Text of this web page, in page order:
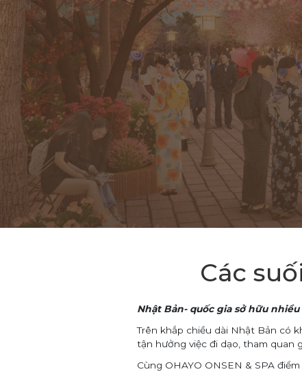
Các
Nhật Bản- quốc gia sở hữu
Trên khắp chiều dài Nhật Bản có
tận hưởng việc đi dạo, tham quan
Cùng OHAYO ONSEN & SPA